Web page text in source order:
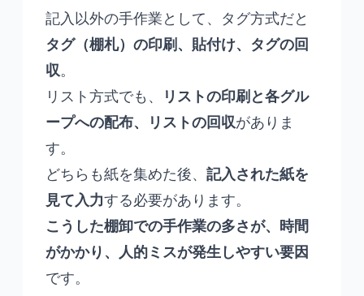
記入以外の手作業として、タグ方式だと
タグ（棚札）の印刷、貼付け、タグの回
収。
リスト方式でも、
リストの印刷と各グル
ープへの配布、リストの回収がありま
す。
どちらも紙を集めた後、 記入された紙を
見て入力する必要があります。
こうした棚卸での手作業の多さが、時間
がかかり、人的ミスが発生しやすい要因
です。